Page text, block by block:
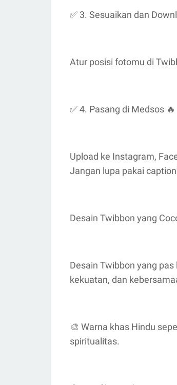
✅ 3. Sesuaikan dan
Atur posisi fotomu di
✅ 4. Pasang di Medsos 🔥
Upload ke Instagram,
Jangan lupa pakai
Desain Twibbon yang
Desain Twibbon yang
kekuatan, dan
🎨 Warna khas Hindu
spiritualitas.